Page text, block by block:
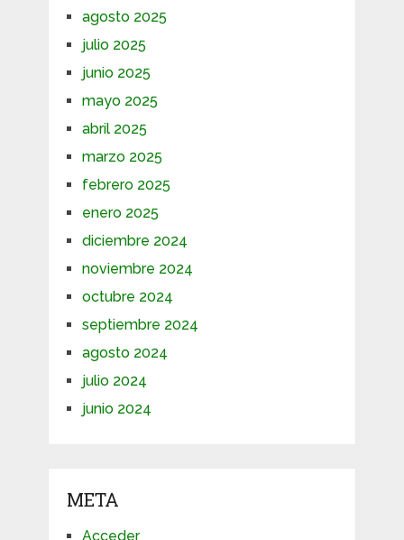
agosto 2025
julio 2025
junio 2025
mayo 2025
abril 2025
marzo 2025
febrero 2025
enero 2025
diciembre 2024
noviembre 2024
octubre 2024
septiembre 2024
agosto 2024
julio 2024
junio 2024
META
Acceder